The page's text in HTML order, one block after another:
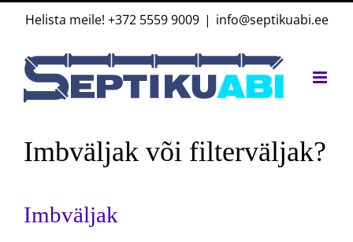
Helista meile! +372 5559 9009 | info@septikuabi.ee
Imbväljak või filterväljak?
Imbväljak